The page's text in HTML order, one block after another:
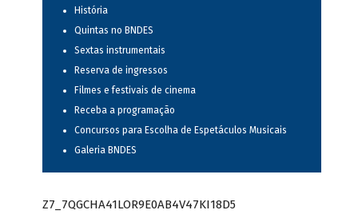
História
Quintas no BNDES
Sextas instrumentais
Reserva de ingressos
Filmes e festivais de cinema
Receba a programação
Concursos para Escolha de Espetáculos Musicais
Galeria BNDES
Z7_7QGCHA41LOR9E0AB4V47KI18D5